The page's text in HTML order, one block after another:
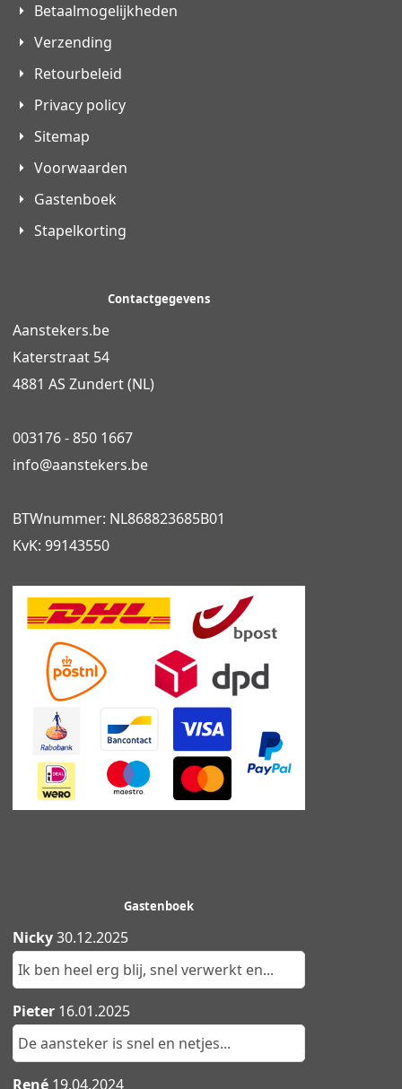
Betaalmogelijkheden
Verzending
Retourbeleid
Privacy policy
Sitemap
Voorwaarden
Gastenboek
Stapelkorting
Contactgegevens
Aanstekers.be
Katerstraat 54
4881 AS Zundert (NL)
003176 - 850 1667
info@aanstekers.be
BTWnummer: NL868823685B01
KvK: 99143550
Gastenboek
Nicky30.12.2025
Ik ben heel erg blij, snel verwerkt en...
Pieter 16.01.2025
De aansteker is snel en netjes...
René 19.04.2024